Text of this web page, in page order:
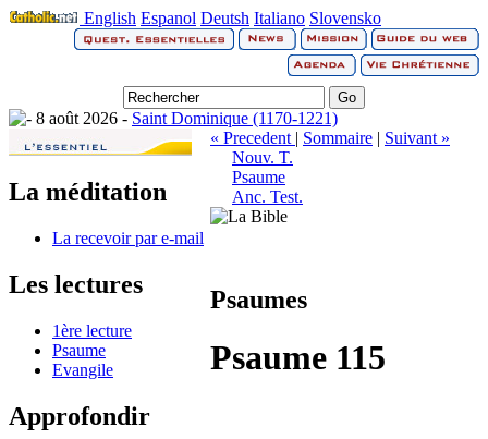
English Espanol Deutsh Italiano Slovensko
8 août 2026 - Saint Dominique (1170-1221)
La méditation
La recevoir par e-mail
Les lectures
1ère lecture
Psaume
Evangile
Approfondir
« Precedent | Sommaire | Suivant »
Nouv. T.
Psaume
Anc. Test.
Psaumes
Psaume 115